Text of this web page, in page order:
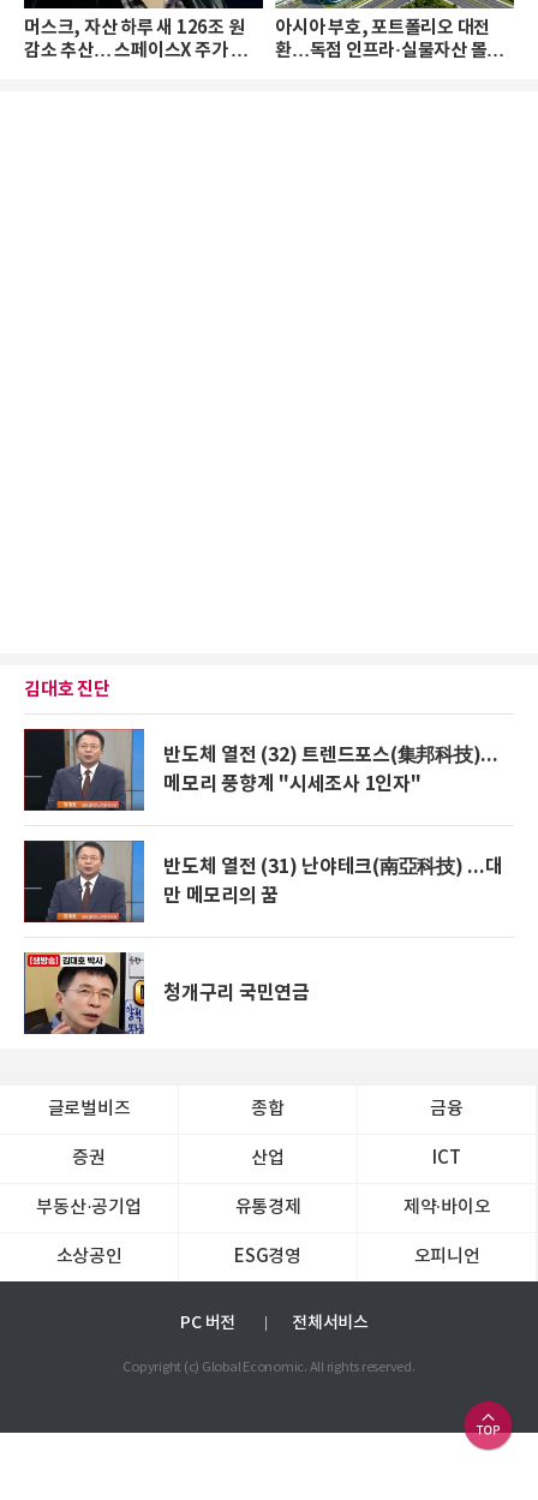
머스크, 자산 하루 새 126조 원
감소 추산… 스페이스X 주가 하
아시아 부호, 포트폴리오 대전
환…독점 인프라·실물자산 몰린
김대호 진단
반도체 열전 (32) 트렌드포스(集邦科技)...
메모리 풍향계 "시세조사 1인자"
반도체 열전 (31) 난야테크(南亞科技) ...대
만 메모리의 꿈
청개구리 국민연금
글로벌비즈 종합 금융
증권 산업 ICT
부동산·공기업 유통경제 제약∙바이오
소상공인 ESG경영 오피니언
PC 버전 전체서비스
Copyright (c) Global Economic. All rights reserved.